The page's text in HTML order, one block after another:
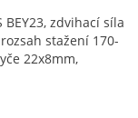
BEY23, zdvihací síla
stažení 170-
22x8mm,